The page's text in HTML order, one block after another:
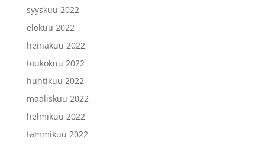
syyskuu 2022
elokuu 2022
heinäkuu 2022
toukokuu 2022
huhtikuu 2022
maaliskuu 2022
helmikuu 2022
tammikuu 2022